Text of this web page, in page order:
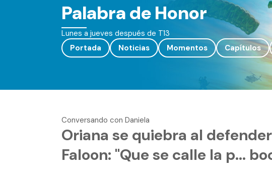
Palabra de Honor
Lunes a jueves después de T13
Portada
Noticias Momentos Capítulos
Conversando con Daniela
Oriana se quiebra al
Faloon: "Que se calle la p...